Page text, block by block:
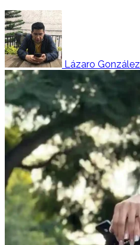
Lázaro González